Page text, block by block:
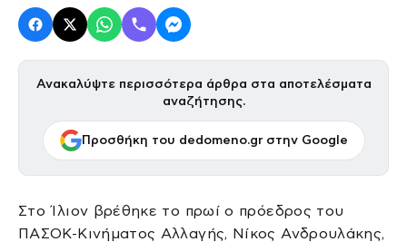
Ανακαλύψτε περισσότερα άρθρα στα αποτελέσματα
αναζήτησης.
Προσθήκη του dedomeno.gr στην Google
Στο Ίλιον βρέθηκε το πρωί ο πρόεδρος του
ΠΑΣΟΚ-Κινήματος Αλλαγής, Νίκος Ανδρουλάκης,